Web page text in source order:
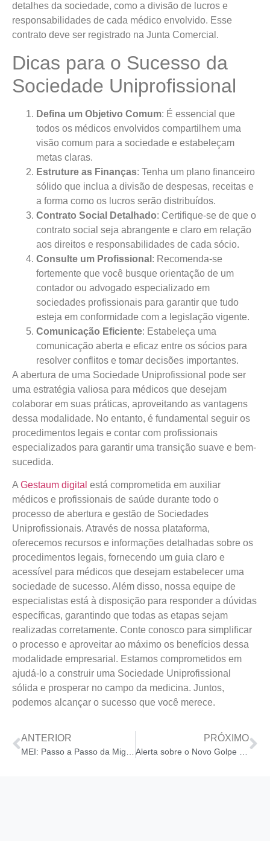
detalhes da sociedade, como a divisão de lucros e
responsabilidades de cada médico envolvido. Esse
contrato deve ser registrado na Junta Comercial.
Dicas para o Sucesso da
Sociedade Uniprofissional
Defina um Objetivo Comum: É essencial que
todos os médicos envolvidos compartilhem uma
visão comum para a sociedade e estabeleçam
metas claras.
Estruture as Finanças: Tenha um plano financeiro
sólido que inclua a divisão de despesas, receitas e
a forma como os lucros serão distribuídos.
Contrato Social Detalhado: Certifique-se de que o
contrato social seja abrangente e claro em relação
aos direitos e responsabilidades de cada sócio.
Consulte um Profissional : Recomenda-se
fortemente que você busque orientação de um
contador ou advogado especializado em
sociedades profissionais para garantir que tudo
esteja em conformidade com a legislação vigente.
Comunicação Eficiente: Estabeleça uma
comunicação aberta e eficaz entre os sócios para
resolver conflitos e tomar decisões importantes.
A abertura de uma Sociedade Uniprofissional pode ser
uma estratégia valiosa para médicos que desejam
colaborar em suas práticas, aproveitando as vantagens
dessa modalidade. No entanto, é fundamental seguir os
procedimentos legais e contar com profissionais
especializados para garantir uma transição suave e bem-
sucedida.
A Gestaum digital está comprometida em auxiliar
médicos e profissionais de saúde durante todo o
processo de abertura e gestão de Sociedades
Uniprofissionais. Através de nossa plataforma,
oferecemos recursos e informações detalhadas sobre os
procedimentos legais, fornecendo um guia claro e
acessível para médicos que desejam estabelecer uma
sociedade de sucesso. Além disso, nossa equipe de
especialistas está à disposição para responder a dúvidas
específicas, garantindo que todas as etapas sejam
realizadas corretamente. Conte conosco para simplificar
o processo e aproveitar ao máximo os benefícios dessa
modalidade empresarial. Estamos comprometidos em
ajudá-lo a construir uma Sociedade Uniprofissional
sólida e prosperar no campo da medicina. Juntos,
podemos alcançar o sucesso que você merece.
ANTERIOR PRÓXIMO